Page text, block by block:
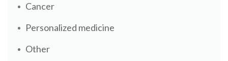
Cancer
Personalized medicine
Other